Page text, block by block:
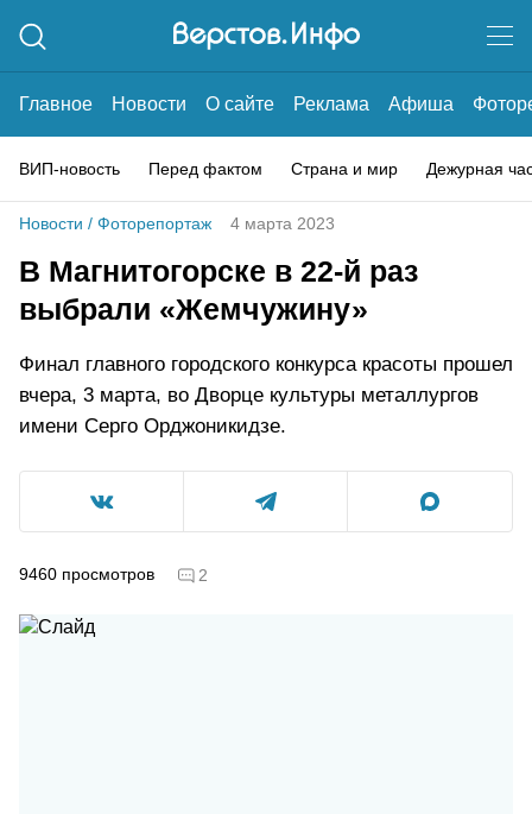
Главное Новости О сайте Реклама Афиша
ВИП-новость Перед фактом Страна и мир Дежурная
Новости / Фоторепортаж 4 марта 2023
В Магнитогорске в 22-й раз
выбрали «Жемчужину»
Финал главного городского конкурса красоты прошел
вчера, 3 марта, во Дворце культуры металлургов
имени Серго Орджоникидзе.
9460 просмотров 2